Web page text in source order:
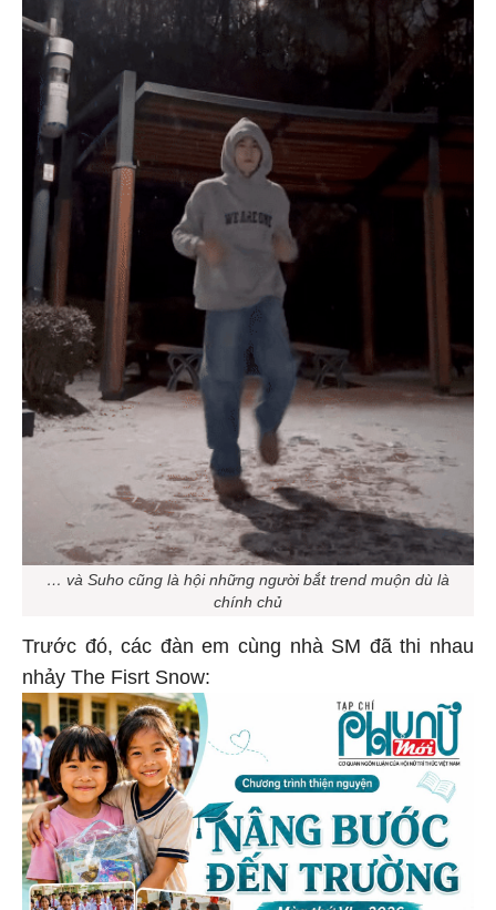
… và Suho cũng là hội những người bắt trend muộn dù là
chính chủ
Trước đó, các đàn em cùng nhà SM đã thi nhau
nhảy The Fisrt Snow: